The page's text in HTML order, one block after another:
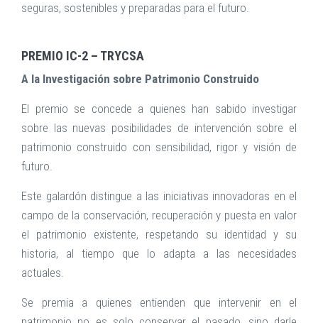
seguras, sostenibles y preparadas para el futuro.
PREMIO IC-2 – TRYCSA
A la Investigación sobre Patrimonio Construido
El premio se concede a quienes han sabido investigar
sobre las nuevas posibilidades de intervención sobre el
patrimonio construido con sensibilidad, rigor y visión de
futuro.
Este galardón distingue a las iniciativas innovadoras en el
campo de la conservación, recuperación y puesta en valor
el patrimonio existente, respetando su identidad y su
historia, al tiempo que lo adapta a las necesidades
actuales.
Se premia a quienes entienden que intervenir en el